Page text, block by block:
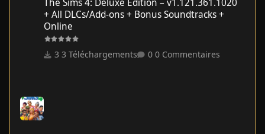
The Sims 4: Deluxe Edition – v1.121.361.1020
+ All DLCs/Add-ons + Bonus Soundtracks +
Online
3 Téléchargements 0 Commentaires